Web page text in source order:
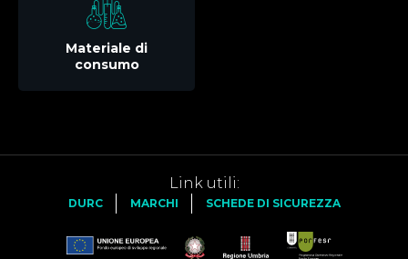
Materiale di
consumo
Link utili:
DURC MARCHI SCHEDE DI SICUREZZA